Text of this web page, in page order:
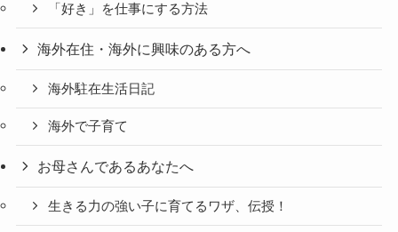
「好き」を仕事にする方法
海外在住・海外に興味のある方へ
海外駐在生活日記
海外で子育て
お母さんであるあなたへ
生きる力の強い子に育てるワザ、伝授！